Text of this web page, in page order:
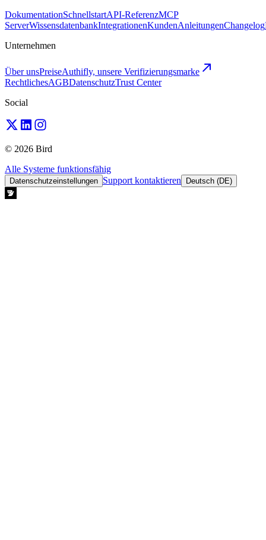
DokumentationSchnellstartAPI-ReferenzMCP
ServerWissensdatenbankIntegrationenKundenAnleitungenChangelog
Unternehmen
Über unsPreiseAuthifly, unsere Verifizierungsmarke
RechtlichesAGBDatenschutzTrust Center
Social
© 2026 Bird
Alle Systeme funktionsfähig
Datenschutzeinstellungen Support kontaktieren Deutsch (DE)